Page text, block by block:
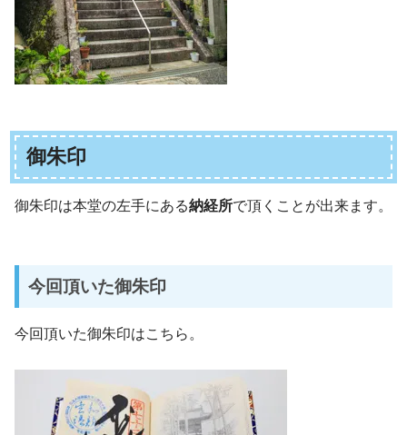
御朱印
御朱印は本堂の左手にある納経所で頂くことが出来ます。
今回頂いた御朱印
今回頂いた御朱印はこちら。